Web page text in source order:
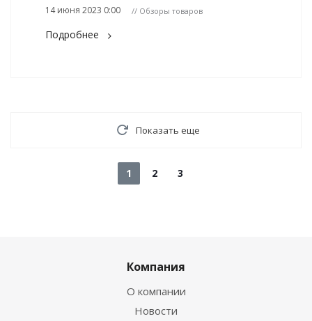
14 июня 2023 0:00 // Обзоры товаров
Подробнее
Показать еще
1 2 3
Компания
О компании
Новости